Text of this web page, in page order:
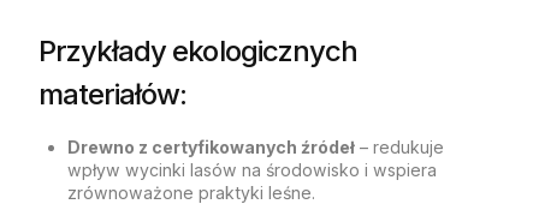
Przykłady ekologicznych
materiałów:
Drewno z certyfikowanych źródeł – redukuje
wpływ wycinki lasów na środowisko i wspiera
zrównoważone praktyki leśne.